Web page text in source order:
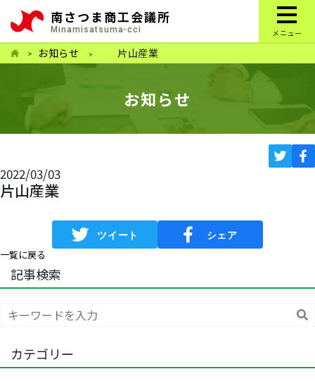
南さつま商工会議所
Minamisatsuma-cci メニュー
お知らせ 片山産業
お知らせ
2022/03/03
片山産業
一覧に戻る
記事検索
カテゴリー